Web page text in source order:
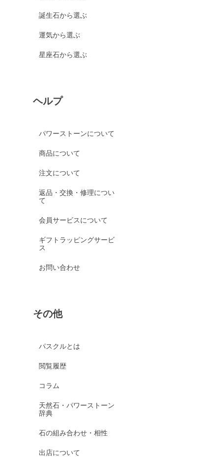
誕生石から選ぶ
運気から選ぶ
星座石から選ぶ
ヘルプ
パワーストーンについて
商品について
注文について
返品・交換・修理につい
て
会員サービスについて
ギフトラッピングサービ
ス
お問い合わせ
その他
パスクルとは
閲覧履歴
コラム
天然石・パワーストーン
辞典
石の組み合わせ・相性
出店について